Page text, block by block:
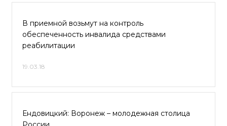
В приемной возьмут на контроль
обеспеченность инвалида средствами
реабилитации
19.03.18
Ендовицкий: Воронеж – молодежная столица